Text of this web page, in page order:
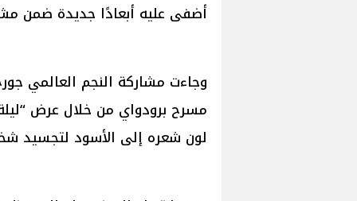
أضفى عليه أبعادًا جديدة ضمن
وجاءت مشاركة النجم العالمي
مسرح برودواي من خلال عرض
لون شعره إلى الأسود لتجسيد